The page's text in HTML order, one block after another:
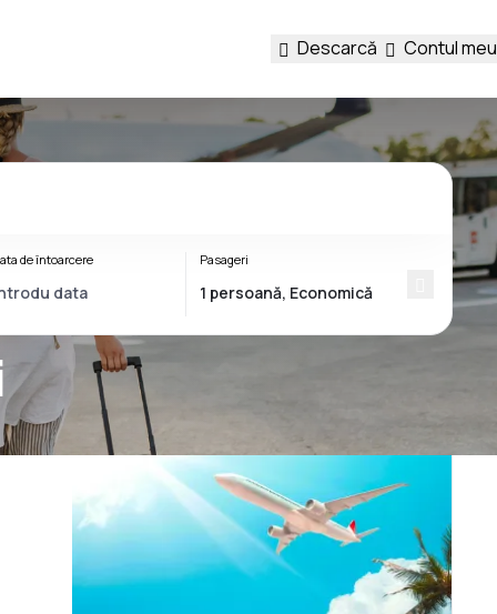
Descarcă Contul meu
de întoarcere Pasageri